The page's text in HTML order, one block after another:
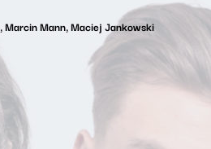
,Marcin Mann,Maciej Jankowski